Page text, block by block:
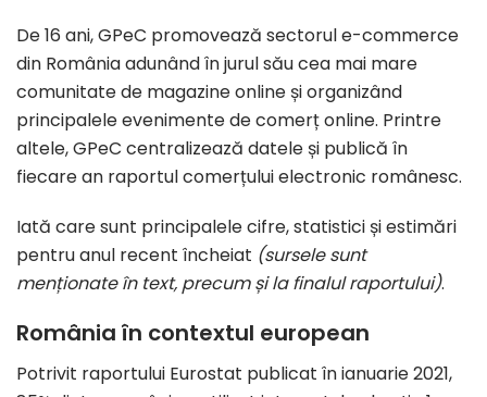
De 16 ani, GPeC promovează sectorul e-commerce
din România adunând în jurul său cea mai mare
comunitate de magazine online și organizând
principalele evenimente de comerț online. Printre
altele, GPeC centralizează datele și publică în
fiecare an raportul comerțului electronic românesc.
Iată care sunt principalele cifre, statistici și estimări
pentru anul recent încheiat (sursele sunt
menționate în text, precum și la finalul raportului).
România în contextul european
Potrivit raportului Eurostat publicat în ianuarie 2021,